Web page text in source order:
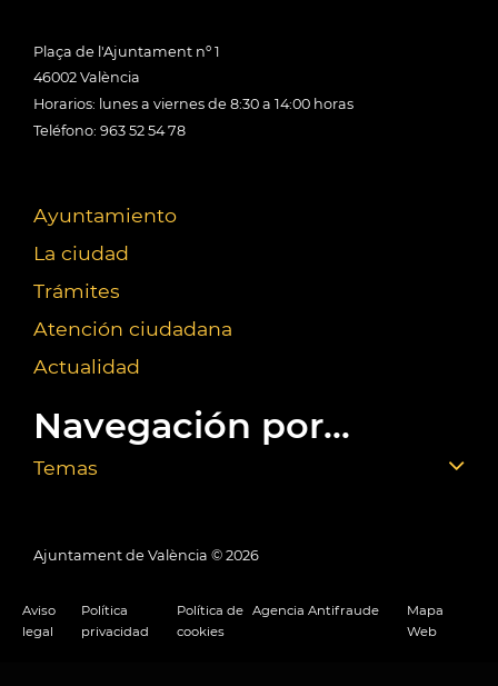
Plaça de l'Ajuntament nº 1
46002 València
Horarios: lunes a viernes de 8:30 a 14:00 horas
Teléfono: 963 52 54 78
Ayuntamiento
La ciudad
Trámites
Atención ciudadana
Actualidad
Navegación por...
Temas
Ajuntament de València © 2026
Aviso
legal
Política
privacidad
Política de
cookies
Agencia Antifraude
Mapa
Web